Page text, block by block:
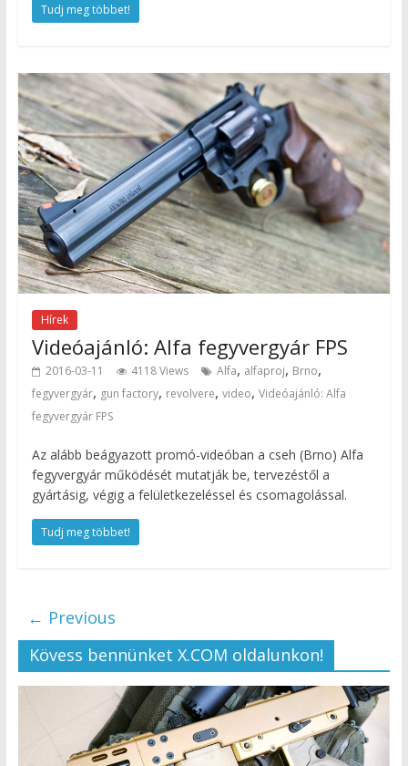
Tudj meg többet!
Hírek
Videóajánló: Alfa fegyvergyár FPS
2016-03-11 4118 Views Alfa, alfaproj, Brno,
fegyvergyár, gun factory, revolvere, video, Videóajánló: Alfa
fegyvergyár FPS
Az alább beágyazott promó-videóban a cseh (Brno) Alfa
fegyvergyár működését mutatják be, tervezéstől a
gyártásig, végig a felületkezeléssel és csomagolással.
Tudj meg többet!
← Previous
Kövess bennünket X.COM oldalunkon!